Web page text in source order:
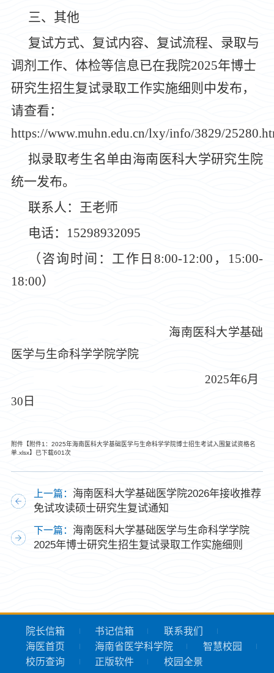
三、其他
复试方式、复试内容、复试流程、录取与
调剂工作、体检等信息已在我院2025年博士
研究生招生复试录取工作实施细则中发布，
请查看：
https://www.muhn.edu.cn/lxy/info/3829/
拟录取考生名单由海南医科大学研究生院
统一发布。
联系人：王老师
电话： 15298932095
（咨询时间：工作日8:00-12:00，15:00-
18:00）
海南医科大学基础
医学与生命科学学院学院
2025年6月
30日
附件【附件1：2025年海南医科大学基础医学与生命科学学院博士招生考试入围复试资格名
单.xlsx】已下载601次
上一篇： 海南医科大学基础医学院2026年接收推荐
免试攻读硕士研究生复试通知
下一篇： 海南医科大学基础医学与生命科学学院
2025年博士研究生招生复试录取工作实施细则
院长信箱 书记信箱
联系我们
海医首页
海南省医学科学院
智慧校园
校历查询
正版软件 校园全景